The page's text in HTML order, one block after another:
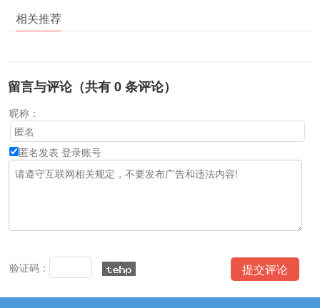
相关推荐
留言与评论（共有0条评论）
昵称：
匿名发表 登录账号
验证码：